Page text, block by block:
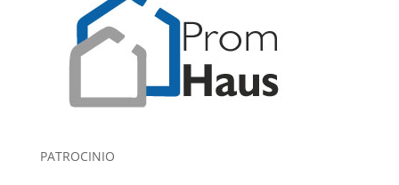
PATROCINIO